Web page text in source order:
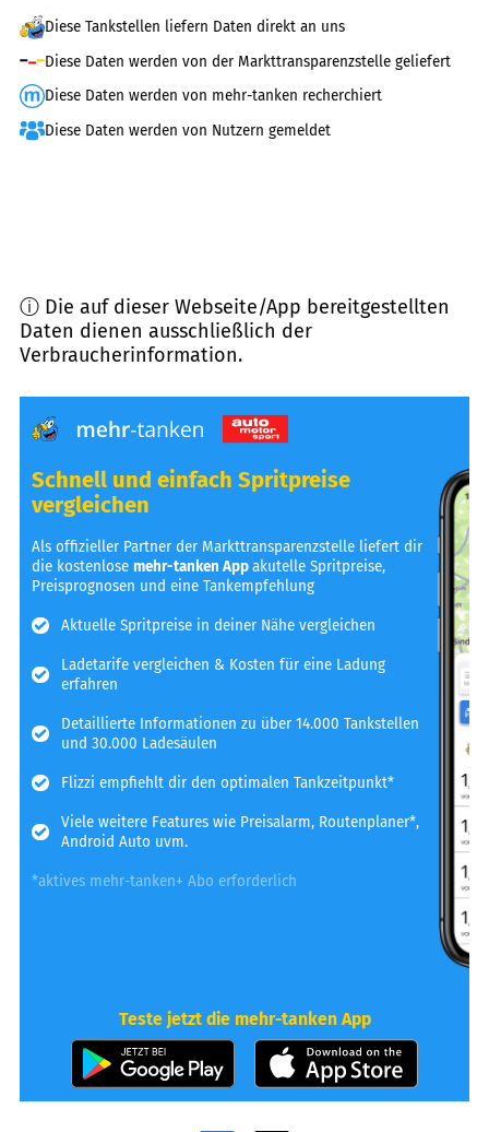
Diese Tankstellen liefern Daten direkt an uns
Diese Daten werden von der Markttransparenzstelle geliefert
Diese Daten werden von mehr-tanken recherchiert
Diese Daten werden von Nutzern gemeldet
ⓘ Die auf dieser Webseite/App bereitgestellten
Daten dienen ausschließlich der
Verbraucherinformation.
Schnell und einfach Spritpreise
vergleichen
Als offizieller Partner der Markttransparenzstelle liefert dir
die kostenlosemehr-tanken Appakutelle Spritpreise,
Preisprognosen und eine Tankempfehlung
Aktuelle Spritpreise in deiner Nähe vergleichen
Ladetarife vergleichen & Kosten für eine Ladung
erfahren
Detaillierte Informationen zu über 14.000 Tankstellen
und 30.000 Ladesäulen
Flizzi empfiehlt dir den optimalen Tankzeitpunkt*
Viele weitere Features wie Preisalarm, Routenplaner*,
Android Auto uvm.
*aktives mehr-tanken+ Abo erforderlich
Teste jetzt die mehr-tanken App